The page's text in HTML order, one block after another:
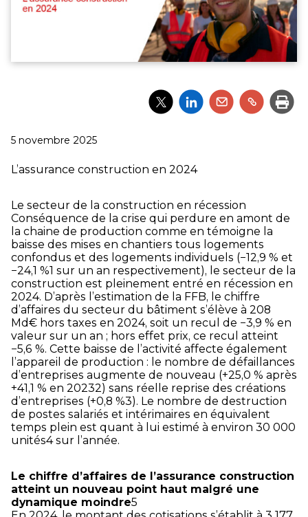
Partager
l'article
Partager
l'article
Partager
l'article
Partager
l'article
Publié
5 novembre 2025
L’assurance construction en 2024
Le secteur de la construction en récession
Conséquence de la crise qui perdure en amont de
la chaine de production comme en témoigne la
baisse des mises en chantiers tous logements
confondus et des logements individuels (−12,9 % et
−24,1 %1 sur un an respectivement), le secteur de la
construction est pleinement entré en récession en
2024. D’après l’estimation de la FFB, le chiffre
d’affaires du secteur du bâtiment s’élève à 208
Md€ hors taxes en 2024, soit un recul de −3,9 % en
valeur sur un an ; hors effet prix, ce recul atteint
−5,6 %. Cette baisse de l’activité affecte également
l’appareil de production : le nombre de défaillances
d’entreprises augmente de nouveau (+25,0 % après
+41,1 % en 20232) sans réelle reprise des créations
d’entreprises (+0,8 %3). Le nombre de destruction
de postes salariés et intérimaires en équivalent
temps plein est quant à lui estimé à environ 30 000
unités4 sur l’année.
Le chiffre d’affaires de l’assurance construction
atteint un nouveau point haut malgré une
dynamique moindre5